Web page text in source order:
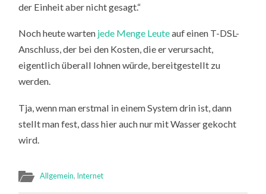
der Einheit aber nicht gesagt.“
Noch heute warten jede Menge Leuteauf einen T-DSL-
Anschluss, der bei den Kosten, die er verursacht,
eigentlich überall lohnen würde, bereitgestellt zu
werden.
Tja, wenn man erstmal in einem System drin ist, dann
stellt man fest, dass hier auch nur mit Wasser gekocht
wird.
Allgemein, Internet